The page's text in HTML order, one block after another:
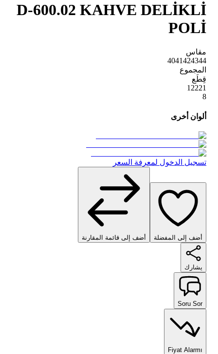
D-600.02 KAHVE DELİKLİ
POLİ
مقاس
4041424344
المجموع
قِطَع
12221
8
ألوان أخرى
تسجيل الدخول لمعرفة السعر
أضف إلى المفضلة أضف إلى قائمة المقارنة
يشارك
Soru Sor
Fiyat Alarmı